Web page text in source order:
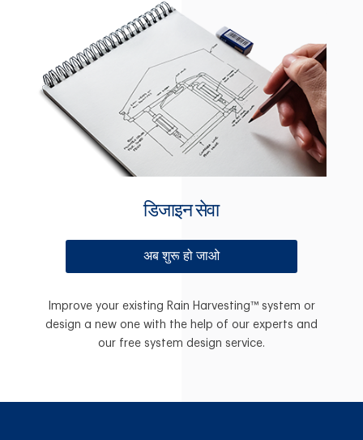
डिजाइन सेवा
अब शुरू हो जाओ
Improve your existing Rain Harvesting™ system or
design a new one with the help of our experts and
our free system design service.